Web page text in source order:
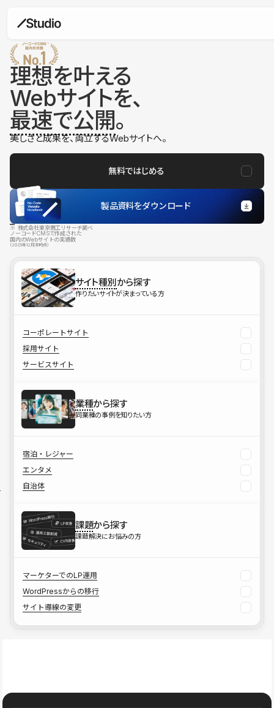
理想を叶える
Webサイトを、
最速で公開。
美しさと成果を、両立するWebサイトへ。
無料ではじめる
製品資料をダウンロード
※ 株式会社東京商工リサーチ調べ
ノーコードCMSで作成された
国内のWebサイトの実績数
（2025年12月末時点）
サイト種別から探す
作りたいサイトが決まっている方
コーポレートサイト
採用サイト
サービスサイト
業種から探す
同業種の事例を知りたい方
宿泊・レジャー
エンタメ
自治体
課題から探す
課題解決にお悩みの方
マーケターでのLP運用
WordPressからの移行
サイト導線の変更